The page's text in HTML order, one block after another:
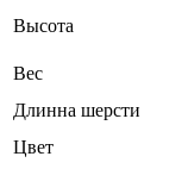
Высота
Вес
Длинна шерсти
Цвет